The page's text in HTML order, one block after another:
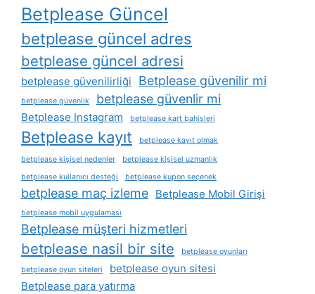
Betplease Güncel
betplease güncel adres
betplease güncel adresi
betplease güvenilirliği Betplease güvenilir mi
betplease güvenlik betplease güvenlir mi
Betplease Instagram betplease kart bahisleri
Betplease kayıt betplease kayıt olmak
betplease kişisel nedenler
betplease kişisel uzmanlık
betplease kullanıcı desteği
betplease kupon seçenek
betplease maç izleme Betplease Mobil Girişi
betplease mobil uygulaması
Betplease müşteri hizmetleri
betplease nasil bir site
betplease oyunları
betplease oyun siteleri
betplease oyun sitesi
Betplease para yatırma